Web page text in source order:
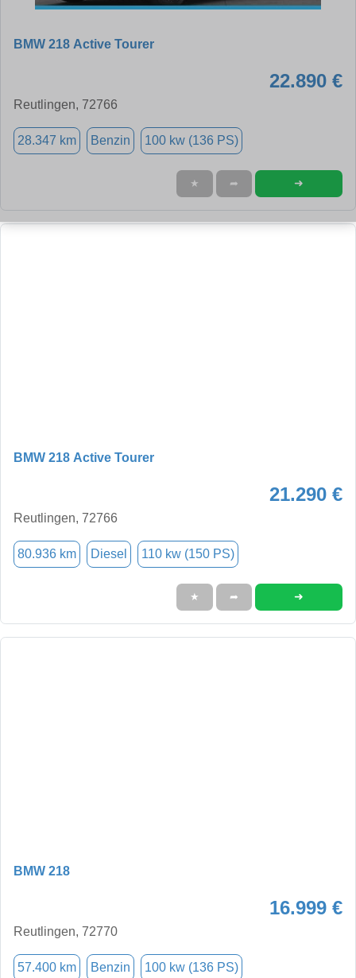
BMW 218 Active Tourer
22.890 €
Reutlingen, 72766
28.347 km Benzin 100 kw (136 PS)
★ ➦ ➜
BMW 218 Active Tourer
21.290 €
Reutlingen, 72766
80.936 km Diesel 110 kw (150 PS)
★ ➦ ➜
BMW 218
16.999 €
Reutlingen, 72770
57.400 km Benzin 100 kw (136 PS)